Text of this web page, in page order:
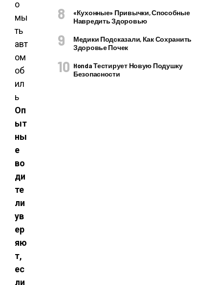
Оп
ыт
ны
е
во
ди
те
ли
ув
ер
яю
т,
ес
ли
«Кухонные» Привычки, Способные
Навредить Здоровью
Медики Подсказали, Как Сохранить
Здоровье Почек
Honda Тестирует Новую Подушку
Безопасности